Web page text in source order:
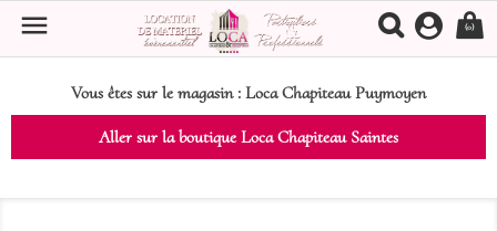
Vous êtes sur le magasin : Loca Chapiteau Puymoyen
Aller sur la boutique Loca Chapiteau Saintes
 (0)